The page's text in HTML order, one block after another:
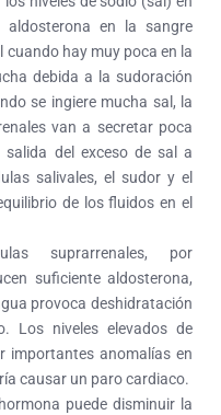
en la sangre
cuando hay muy poca en la
debida a la sudoración
se ingiere mucha sal, la
van a secretar poca
del exceso de sal a
salivales, el sudor y el
de los fluidos en el
suprarrenales, por
suficiente aldosterona,
provoca deshidratación
Los niveles elevados de
importantes anomalías en
causar un paro cardiaco.
puede disminuir la